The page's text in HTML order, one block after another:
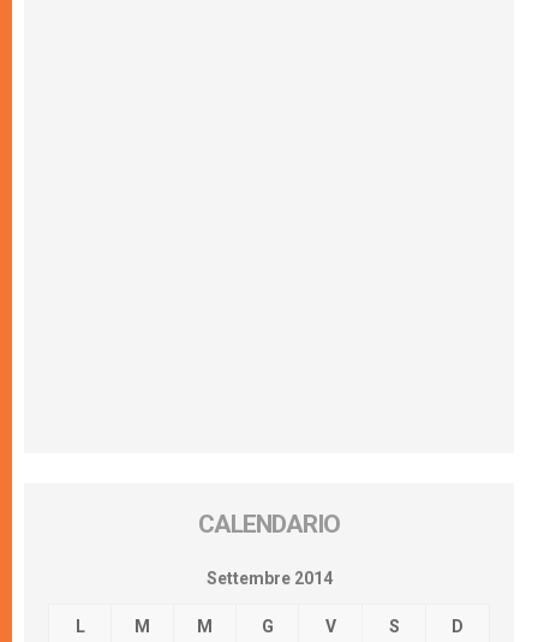
CALENDARIO
Settembre 2014
L M M G V S D